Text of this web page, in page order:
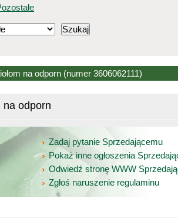
na odporn (numer 3606062111)
na odporn
Zadaj pytanie Sprzedającemu
Pokaż inne ogłoszenia
Odwiedź stronę WWW
Zgłoś naruszenie regulaminu